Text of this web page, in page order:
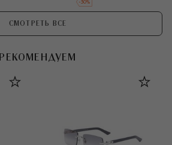
-30%
СМОТРЕТЬ ВСЕ
РЕКОМЕНДУЕМ